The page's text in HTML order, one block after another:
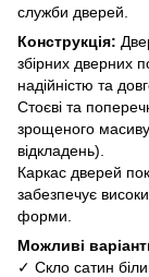
служби дверей.
Конструкція:
збірних дверних
надійністю та
Стоєві та
зрощеного
відкладень).
Каркас дверей
забезпечує
форми.
Можливі
✓ Скло сатин